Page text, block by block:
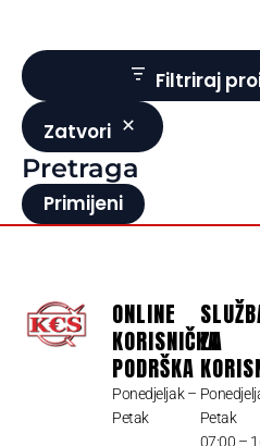
Filtriraj
Zatvori
Pretraga
Primijeni
ONLINE
KORISNIČKA
PODRŠKA
Ponedjeljak –
Petak
ZA
Petak
07:00 –